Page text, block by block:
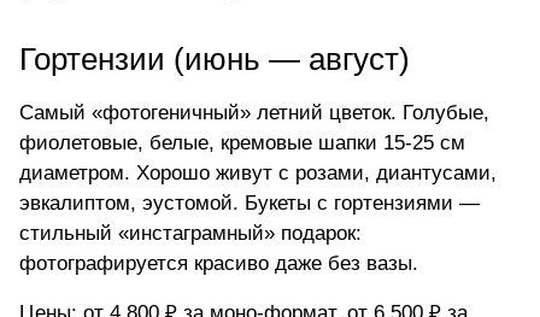
Гортензии (июнь — август)
Самый «фотогеничный» летний цветок. Голубые,
фиолетовые, белые, кремовые шапки 15-25 см
диаметром. Хорошо живут с розами, диантусами,
эвкалиптом, эустомой. Букеты с гортензиями —
стильный «инстаграмный» подарок:
фотографируется красиво даже без вазы.